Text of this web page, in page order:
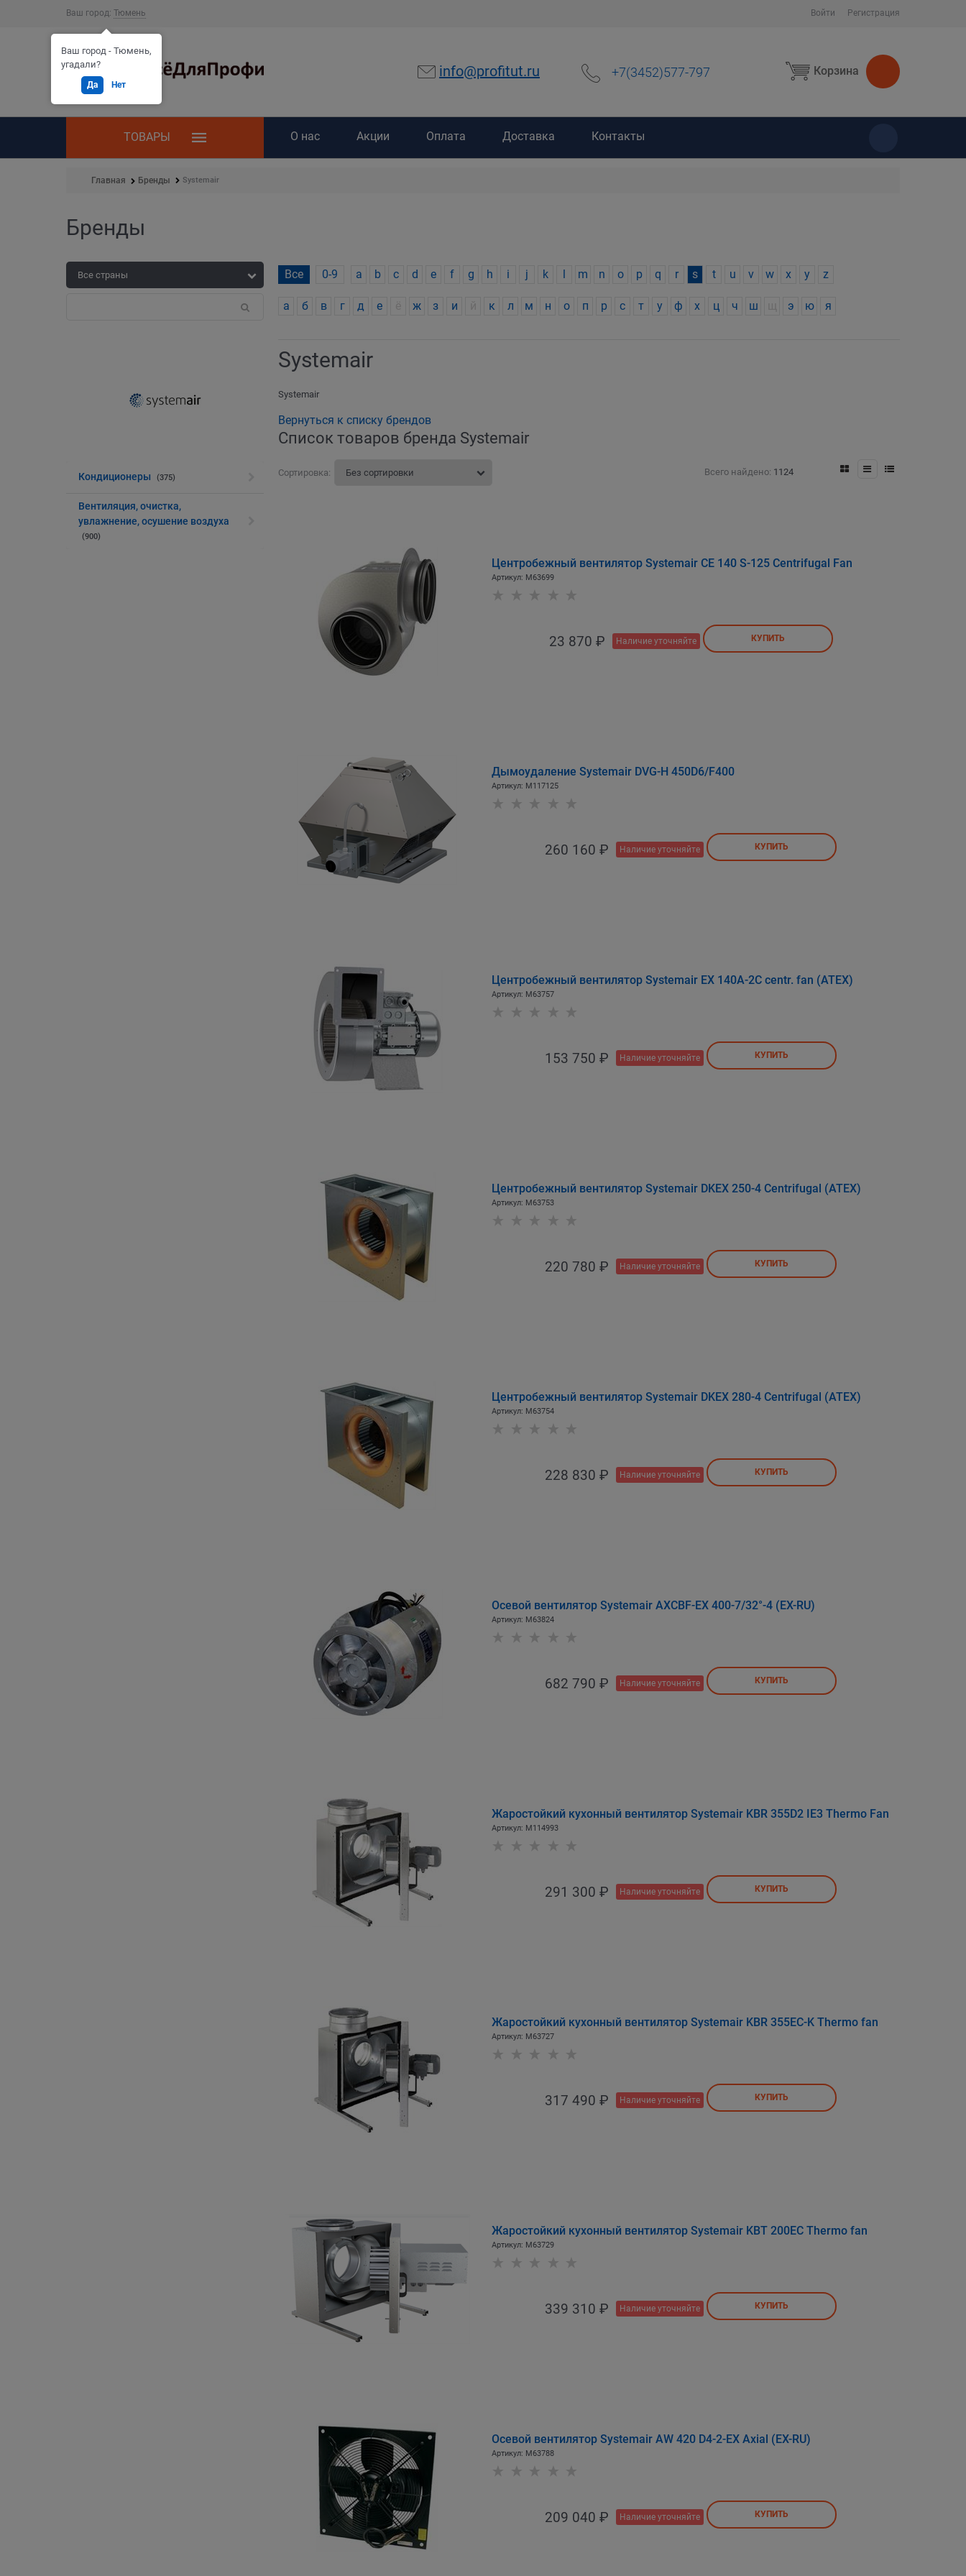
Ваш город: Тюмень Войти Регистрация
info@profitut.ru +7(3452)577-797 Корзина
ТОВАРЫ О нас Акции Оплата Доставка Контакты
Главная Бренды Systemair
Бренды
Все 0-9 a b c d e f g h i j k m n o p q r s t u v w x y z
а б в г д е ж з и к л м н о п р с т у ф х ц ч ш э ю я
Кондиционеры (375)
Вентиляция, очистка,
увлажнение, осушение воздуха
(900)
Systemair
Systemair
Вернуться к списку брендов
Список товаров бренда Systemair
Сортировка: Всего найдено: 1124
Центробежный вентилятор Systemair CE 140 S-125 Centrifugal Fan
Артикул: M63699
23 870 ₽ Наличие уточняйте КУПИТЬ
Дымоудаление Systemair DVG-H 450D6/F400
Артикул: M117125
260 160 ₽ Наличие уточняйте КУПИТЬ
Центробежный вентилятор Systemair EX 140A-2C centr. fan (ATEX)
Артикул: M63757
153 750 ₽ Наличие уточняйте КУПИТЬ
Центробежный вентилятор Systemair DKEX 250-4 Centrifugal (ATEX)
Артикул: M63753
220 780 ₽ Наличие уточняйте КУПИТЬ
Центробежный вентилятор Systemair DKEX 280-4 Centrifugal (ATEX)
Артикул: M63754
228 830 ₽ Наличие уточняйте КУПИТЬ
Осевой вентилятор Systemair AXCBF-EX 400-7/32°-4 (EX-RU)
Артикул: M63824
682 790 ₽ Наличие уточняйте КУПИТЬ
Жаростойкий кухонный вентилятор Systemair KBR 355D2 IE3 Thermo Fan
Артикул: M114993
291 300 ₽ Наличие уточняйте КУПИТЬ
Жаростойкий кухонный вентилятор Systemair KBR 355EC-K Thermo fan
Артикул: M63727
317 490 ₽ Наличие уточняйте КУПИТЬ
Жаростойкий кухонный вентилятор Systemair KBT 200EC Thermo fan
Артикул: M63729
339 310 ₽ Наличие уточняйте КУПИТЬ
Осевой вентилятор Systemair AW 420 D4-2-EX Axial (EX-RU)
Артикул: M63788
209 040 ₽ Наличие уточняйте КУПИТЬ
Ваш город - Тюмень,
угадали?
Да Нет